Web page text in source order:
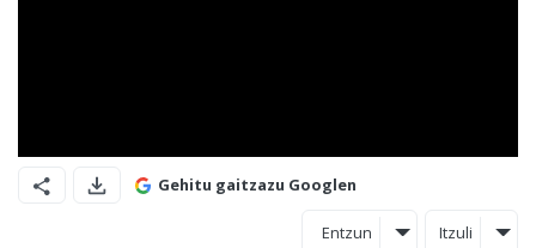
Gehitu gaitzazu Googlen
Entzun Itzuli